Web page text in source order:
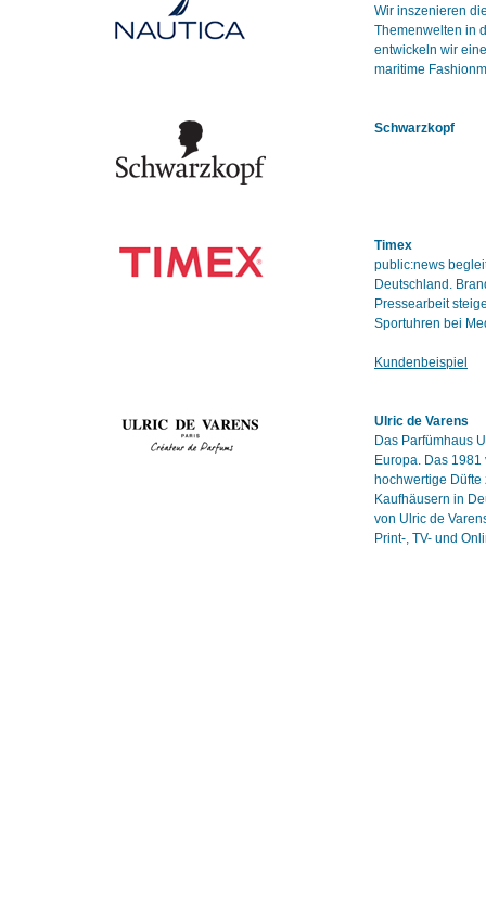
Wir inszenieren
Themenwelten in
entwickeln wir
maritime
Schwarzkopf
Timex
public:news
Deutschland.
Pressearbeit
Sportuhren bei
Kundenbeispiel
Ulric de Varens
Das Parfümhaus
Europa. Das
hochwertige
Kaufhäusern in
von Ulric de
Print-, TV- und